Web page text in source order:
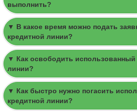
выполнить?
▼ В какое время можно подать
кредитной линии?
▼ Как освободить использованный
линии?
▼ Как быстро нужно погасить
кредитной линии?